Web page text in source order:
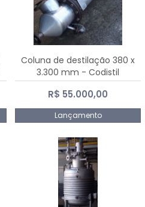
Coluna de destilação 380 x
3.300 mm - Codistil
R$ 55.000,00
Lançamento